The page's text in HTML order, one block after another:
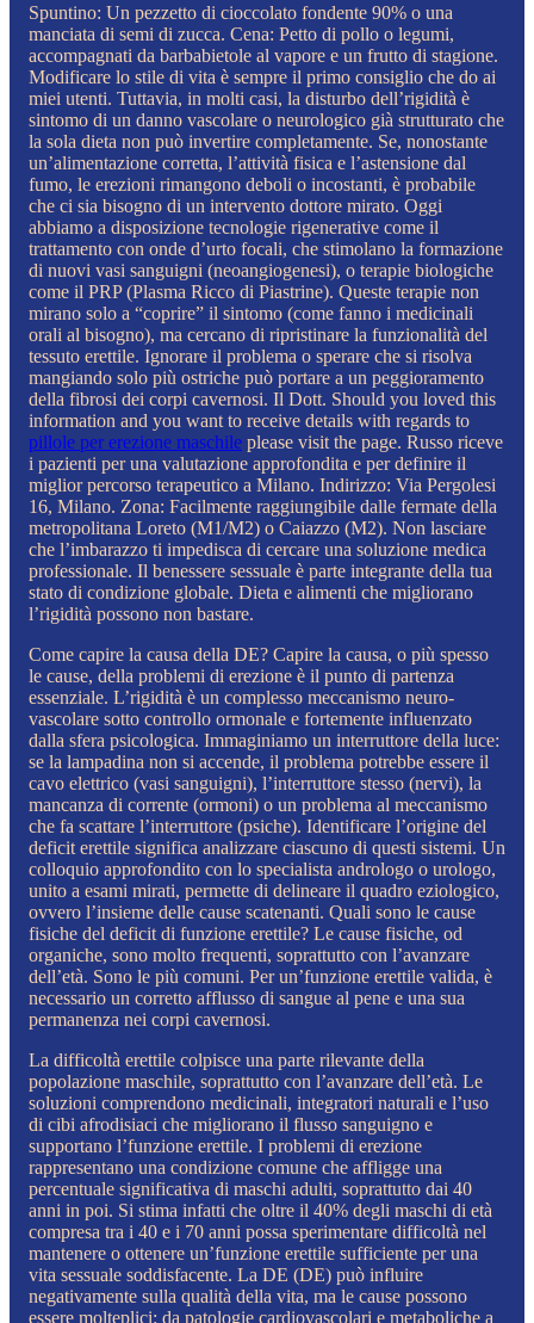
Spuntino: Un pezzetto di cioccolato fondente 90% o una
manciata di semi di zucca. Cena: Petto di pollo o legumi,
accompagnati da barbabietole al vapore e un frutto di stagione.
Modificare lo stile di vita è sempre il primo consiglio che do ai
miei utenti. Tuttavia, in molti casi, la disturbo dell’rigidità è
sintomo di un danno vascolare o neurologico già strutturato che
la sola dieta non può invertire completamente. Se, nonostante
un’alimentazione corretta, l’attività fisica e l’astensione dal
fumo, le erezioni rimangono deboli o incostanti, è probabile
che ci sia bisogno di un intervento dottore mirato. Oggi
abbiamo a disposizione tecnologie rigenerative come il
trattamento con onde d’urto focali, che stimolano la formazione
di nuovi vasi sanguigni (neoangiogenesi), o terapie biologiche
come il PRP (Plasma Ricco di Piastrine). Queste terapie non
mirano solo a “coprire” il sintomo (come fanno i medicinali
orali al bisogno), ma cercano di ripristinare la funzionalità del
tessuto erettile. Ignorare il problema o sperare che si risolva
mangiando solo più ostriche può portare a un peggioramento
della fibrosi dei corpi cavernosi. Il Dott. Should you loved this
information and you want to receive details with regards to
pillole per erezione maschile please visit the page. Russo riceve
i pazienti per una valutazione approfondita e per definire il
miglior percorso terapeutico a Milano. Indirizzo: Via Pergolesi
16, Milano. Zona: Facilmente raggiungibile dalle fermate della
metropolitana Loreto (M1/M2) o Caiazzo (M2). Non lasciare
che l’imbarazzo ti impedisca di cercare una soluzione medica
professionale. Il benessere sessuale è parte integrante della tua
stato di condizione globale. Dieta e alimenti che migliorano
l’rigidità possono non bastare.
Come capire la causa della DE? Capire la causa, o più spesso
le cause, della problemi di erezione è il punto di partenza
essenziale. L’rigidità è un complesso meccanismo neuro-
vascolare sotto controllo ormonale e fortemente influenzato
dalla sfera psicologica. Immaginiamo un interruttore della luce:
se la lampadina non si accende, il problema potrebbe essere il
cavo elettrico (vasi sanguigni), l’interruttore stesso (nervi), la
mancanza di corrente (ormoni) o un problema al meccanismo
che fa scattare l’interruttore (psiche). Identificare l’origine del
deficit erettile significa analizzare ciascuno di questi sistemi. Un
colloquio approfondito con lo specialista andrologo o urologo,
unito a esami mirati, permette di delineare il quadro eziologico,
ovvero l’insieme delle cause scatenanti. Quali sono le cause
fisiche del deficit di funzione erettile? Le cause fisiche, od
organiche, sono molto frequenti, soprattutto con l’avanzare
dell’età. Sono le più comuni. Per un’funzione erettile valida, è
necessario un corretto afflusso di sangue al pene e una sua
permanenza nei corpi cavernosi.
La difficoltà erettile colpisce una parte rilevante della
popolazione maschile, soprattutto con l’avanzare dell’età. Le
soluzioni comprendono medicinali, integratori naturali e l’uso
di cibi afrodisiaci che migliorano il flusso sanguigno e
supportano l’funzione erettile. I problemi di erezione
rappresentano una condizione comune che affligge una
percentuale significativa di maschi adulti, soprattutto dai 40
anni in poi. Si stima infatti che oltre il 40% degli maschi di età
compresa tra i 40 e i 70 anni possa sperimentare difficoltà nel
mantenere o ottenere un’funzione erettile sufficiente per una
vita sessuale soddisfacente. La DE (DE) può influire
negativamente sulla qualità della vita, ma le cause possono
essere molteplici: da patologie cardiovascolari e metaboliche a